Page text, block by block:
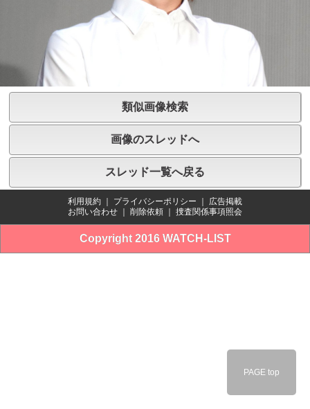
類似画像検索
画像のスレッドへ
スレッド一覧へ戻る
利用規約 プライバシーポリシー
広告掲載
お問い合わせ
削除依頼 捜査関係事項照会
Copyright 2016 WATCH-LIST
PAGE top